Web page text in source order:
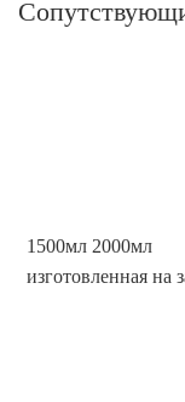
1500мл 2000мл
изготовленная на